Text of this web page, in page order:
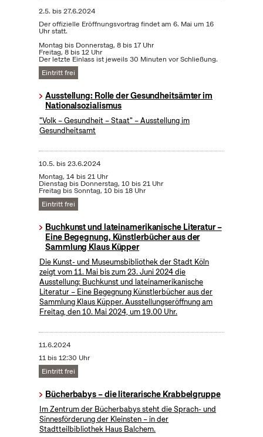
2.5. bis27.6.2024
Der offizielle Eröffnungsvortrag findet am 6. Mai um 16
Uhr statt.
Montag bis Donnerstag, 8 bis 17 Uhr
Freitag, 8 bis 12 Uhr
Der letzte Einlass ist jeweils 30 Minuten vor Schließung.
Eintritt frei
Ausstellung: Rolle der Gesundheitsämter im
Nationalsozialismus
"Volk – Gesundheit – Staat" – Ausstellung im
Gesundheitsamt
10.5. bis23.6.2024
Montag, 14 bis 21 Uhr
Dienstag bis Donnerstag, 10 bis 21 Uhr
Freitag bis Sonntag, 10 bis 18 Uhr
Eintritt frei
Buchkunst und lateinamerikanische Literatur –
Eine Begegnung, Künstlerbücher aus der
Sammlung Klaus Küpper
Die Kunst- und Museumsbibliothek der Stadt Köln
zeigt vom 11. Mai bis zum 23. Juni 2024 die
Ausstellung: Buchkunst und lateinamerikanische
Literatur – Eine Begegnung Künstlerbücher aus der
Sammlung Klaus Küpper. Ausstellungseröffnung am
Freitag, den 10. Mai 2024, um 19.00 Uhr.
11.6.2024
11 bis 12:30 Uhr
Eintritt frei
Bücherbabys – die literarische Krabbelgruppe
Im Zentrum der Bücherbabys steht die Sprach- und
Sinnesförderung der Kleinsten – in der
Stadtteilbibliothek Haus Balchem.